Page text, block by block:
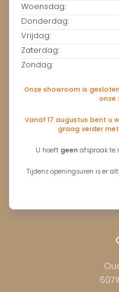
Woensdag:
Donderdag:
Vrijdag:
Zaterdag:
Zondag:
Onze showroom is
onze
Vanaf 17 augustus bent u
graag verder
U hoeft geen afspraak te
Tijdens openingsuren is er